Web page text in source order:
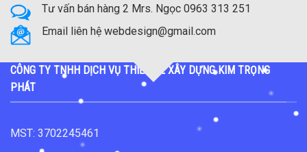
Tư vấn bán hàng 2 Mrs. Ngọc 0963 313 251
Email liên hệ webdesign@gmail.com
CÔNG TY TNHH DỊCH VỤ THIẾT KẾ XÂY DỰNG KIM TRỌNG
PHÁT
MST: 3702245461